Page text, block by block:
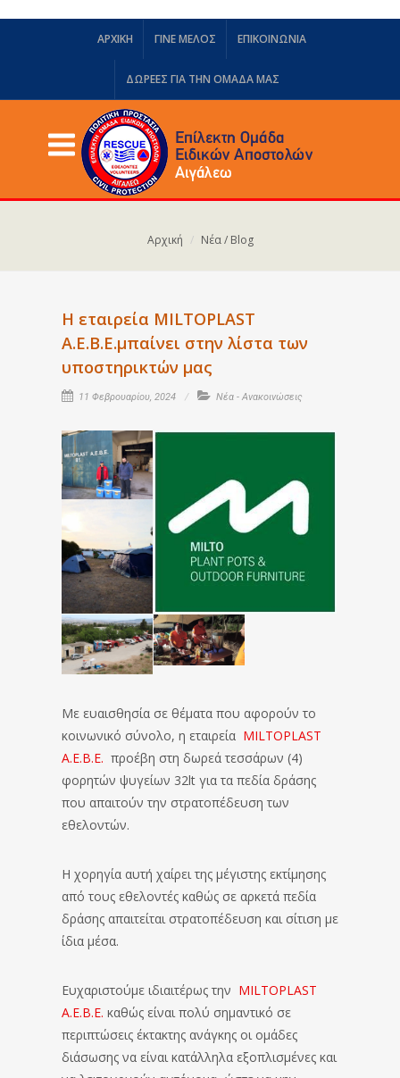
ΑΡΧΙΚΗ ΓΙΝΕ ΜΕΛΟΣ ΕΠΙΚΟΙΝΩΝΙΑ
ΔΩΡΕΈΣ ΓΙΑ ΤΗΝ ΟΜΆΔΑ ΜΑΣ
Αρχική Νέα / Blog
Η εταιρεία MILTOPLAST
Α.Ε.Β.Ε.μπαίνει στην λίστα των
υποστηρικτών μας
11 Φεβρουαρίου, 2024 Νέα - Ανακοινώσεις
Με ευαισθησία σε θέματα που αφορούν το
κοινωνικό σύνολο, η εταιρεία MILTOPLAST
Α.Ε.Β.Ε. προέβη στη δωρεά τεσσάρων (4)
φορητών ψυγείων 32lt για τα πεδία δράσης
που απαιτούν την στρατοπέδευση των
εθελοντών.
Η χορηγία αυτή χαίρει της μέγιστης εκτίμησης
από τους εθελοντές καθώς σε αρκετά πεδία
δράσης απαιτείται στρατοπέδευση και σίτιση με
ίδια μέσα.
Ευχαριστούμε ιδιαιτέρως την MILTOPLAST
Α.Ε.Β.Ε. καθώς είναι πολύ σημαντικό σε
περιπτώσεις έκτακτης ανάγκης οι ομάδες
διάσωσης να είναι κατάλληλα εξοπλισμένες και